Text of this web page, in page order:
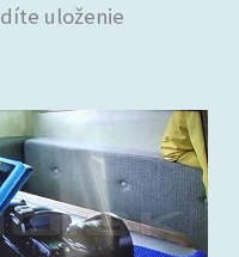
uloženie